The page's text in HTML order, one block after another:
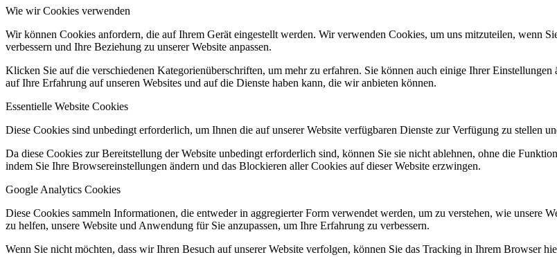
Wie wir Cookies verwenden
Wir können Cookies anfordern, die auf Ihrem Gerät eingestellt werden. Wir verwenden Cookies, um uns mitzuteilen, wenn
verbessern und Ihre Beziehung zu unserer Website anpassen.
Klicken Sie auf die verschiedenen Kategorienüberschriften, um mehr zu erfahren. Sie können auch einige Ihrer
auf Ihre Erfahrung auf unseren Websites und auf die Dienste haben kann, die wir anbieten können.
Essentielle Website Cookies
Diese Cookies sind unbedingt erforderlich, um Ihnen die auf unserer Website verfügbaren Dienste zur Verfügung zu stellen
Da diese Cookies zur Bereitstellung der Website unbedingt erforderlich sind, können Sie sie nicht ablehnen, ohne die
indem Sie Ihre Browsereinstellungen ändern und das Blockieren aller Cookies auf dieser Website erzwingen.
Google Analytics Cookies
Diese Cookies sammeln Informationen, die entweder in aggregierter Form verwendet werden, um zu verstehen, wie unsere
zu helfen, unsere Website und Anwendung für Sie anzupassen, um Ihre Erfahrung zu verbessern.
Wenn Sie nicht möchten, dass wir Ihren Besuch auf unserer Website verfolgen, können Sie das Tracking in Ihrem Browser